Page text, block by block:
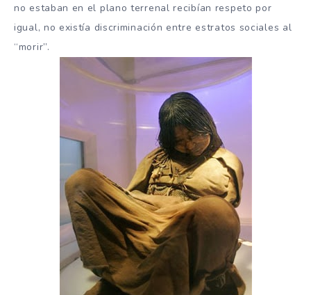
no estaban en el plano terrenal recibían respeto por
igual, no existía discriminación entre estratos sociales al
“morir”.